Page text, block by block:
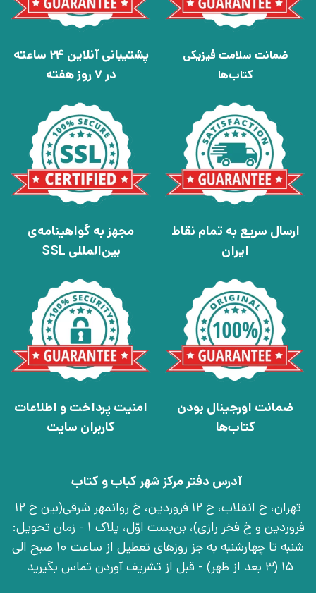
ضمانت سلامت فیزیکی
کتاب‌ها
پشتیبانی آنلاین 24 ساعته
در 7 روز هفته
ارسال سریع به تمام نقاط
ایران
مجهز به گواهینامه‌ی
بین‌المللی SSL
ضمانت اورجینال بودن
کتاب‌ها
امنیت پرداخت و اطلاعات
کاربران سایت
آدرس دفتر مرکز شهر کباب و کتاب
تهران، خ انقلاب، خ 12 فروردین، خ روانمهر شرقی(بین خ 12
فروردین و خ فخر رازی)، بن‌بست اوّل، پلاک 1 - زمان تحویل:
شنبه تا چهارشنبه به جز روزهای تعطیل از ساعت 10 صبح الی
15 (3 بعد از ظهر) - قبل از تشریف آوردن تماس بگیرید